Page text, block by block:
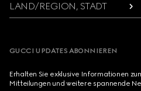
LAND/REGION, STADT
GUCCI UPDATES ABONNIEREN
Erhalten Sie exklusive Informationen
Mitteilungen und weitere spannende